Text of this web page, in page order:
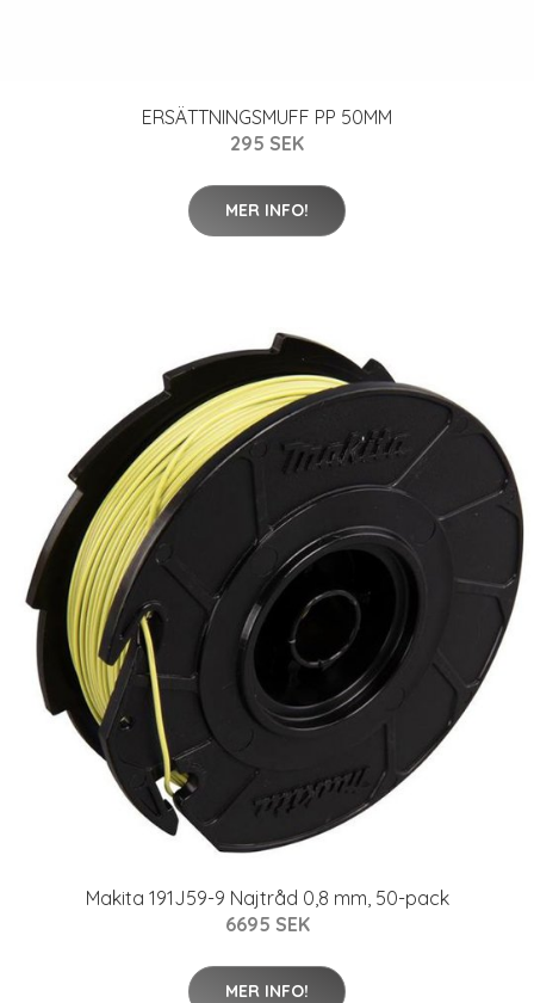
ERSÄTTNINGSMUFF PP 50MM
295 SEK
MER INFO!
Makita 191J59-9 Najtråd 0,8 mm, 50-pack
6695 SEK
MER INFO!